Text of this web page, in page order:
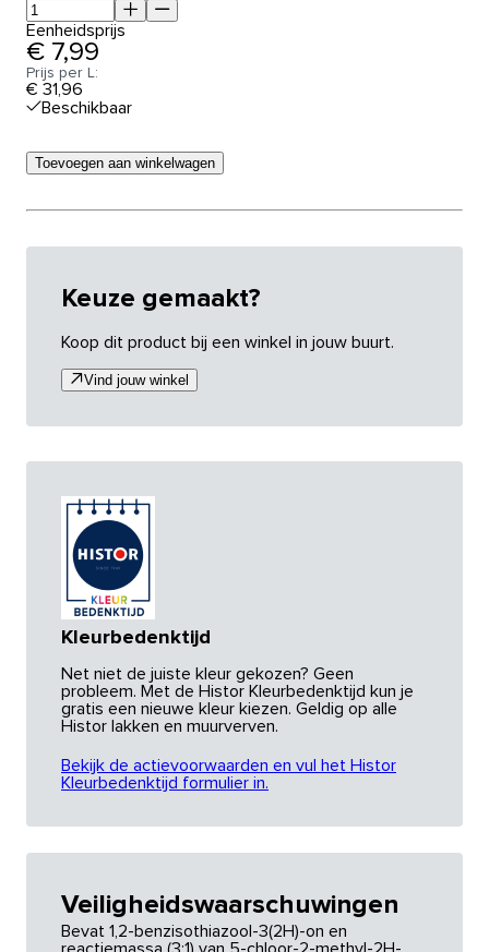
Eenheidsprijs
€ 7,99
Prijs per L:
€ 31,96
Beschikbaar
Toevoegen aan winkelwagen
Keuze gemaakt?
Koop dit product bij een winkel in jouw buurt.
Vind jouw winkel
Kleurbedenktijd
Net niet de juiste kleur gekozen? Geen
probleem. Met de Histor Kleurbedenktijd kun je
gratis een nieuwe kleur kiezen. Geldig op alle
Histor lakken en muurverven.
Bekijk de actievoorwaarden en vul het Histor
Kleurbedenktijd formulier in.
Veiligheidswaarschuwingen
Bevat 1,2-benzisothiazool-3(2H)-on en
reactiemassa (3:1) van 5-chloor-2-methyl-2H-